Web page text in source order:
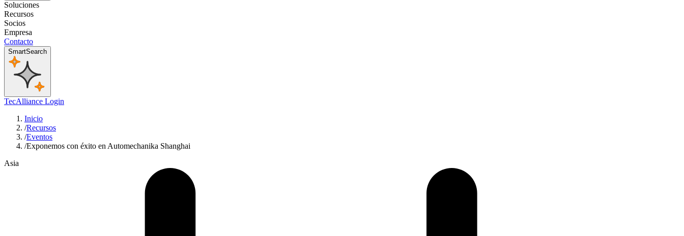
Soluciones
Recursos
Socios
Empresa
Contacto
SmartSearch
TecAlliance Login
Inicio
/Recursos
/Eventos
/Exponemos con éxito en Automechanika Shanghai
Asia